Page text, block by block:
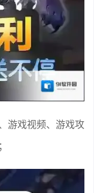
游戏视频、游戏攻